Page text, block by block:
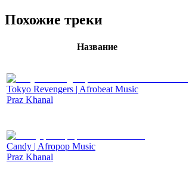
Похожие треки
Название
Tokyo Revengers | Afrobeat Music
Praz Khanal
Candy | Afropop Music
Praz Khanal